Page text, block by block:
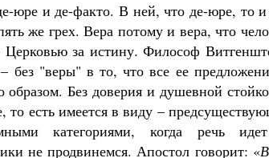
юре и де-факто. В ней, что де-юре, то
же грех. Вера потому и вера, что
Церковью за истину. Философ
без "веры" в то, что все ее
Без доверия и душевной
то есть имеется в виду –
категориями, когда речь
не продвинемся. Апостол говорит: «